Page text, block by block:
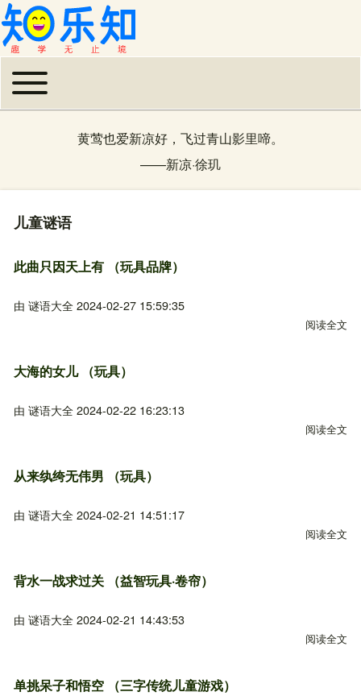
主导航
Toggle main menu
黄莺也爱新凉好，飞过青山影里啼。
——新凉·徐玑
儿童谜语
此曲只因天上有 （玩具品牌）
由 谜语大全2024-02-27 15:59:35
阅读全文
大海的女儿 （玩具）
由 谜语大全2024-02-22 16:23:13
阅读全文
从来纨绔无伟男 （玩具）
由 谜语大全2024-02-21 14:51:17
阅读全文
背水一战求过关 （益智玩具·卷帘）
由 谜语大全2024-02-21 14:43:53
阅读全文
单挑呆子和悟空 （三字传统儿童游戏）